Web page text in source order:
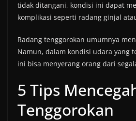
tidak ditangani, kondisi ini dapat
komplikasi seperti radang ginjal
Radang tenggorokan umumnya
Namun, dalam kondisi udara yang
ini bisa menyerang orang dari
5 Tips
Tenggorokan